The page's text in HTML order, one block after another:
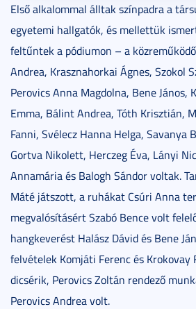
Első alkalommal álltak színpadra a
egyetemi hallgatók, és mellettük
feltűntek a pódiumon – a
Andrea, Krasznahorkai Ágnes, Szokol
Perovics Anna Magdolna, Bene János,
Emma, Bálint Andrea, Tóth Krisztián,
Fanni, Svélecz Hanna Helga, Savanya
Gortva Nikolett, Herczeg Éva, Lányi
Annamária és Balogh Sándor voltak.
Máté játszott, a ruhákat Csúri Anna
megvalósításért Szabó Bence volt
hangkeverést Halász Dávid és Bene
felvételek Komjáti Ferenc és Krokovay
dicsérik, Perovics Zoltán rendező
Perovics Andrea volt.